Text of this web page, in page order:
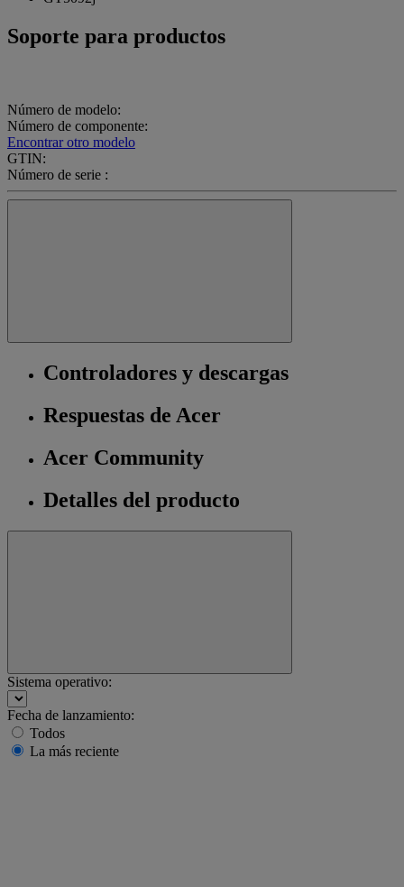
Soporte para productos
Número de modelo:
Número de componente:
Encontrar otro modelo
GTIN:
Número de serie :
Controladores y descargas
Respuestas de Acer
Acer Community
Detalles del producto
Sistema operativo:
Fecha de lanzamiento:
Todos
La más reciente